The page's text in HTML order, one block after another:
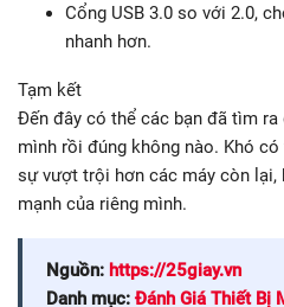
Cổng USB 3.0 so với 2.0,
nhanh hơn.
Tạm kết
Đến đây có thể các bạn đã tìm
mình rồi đúng không nào. Khó
sự vượt trội hơn các máy còn
mạnh của riêng mình.
Nguồn: https://25giay.vn
Danh mục: Đánh Giá Thiết Bị